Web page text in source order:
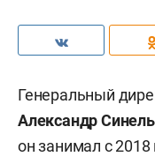
Генеральный
Александр
он занимал с